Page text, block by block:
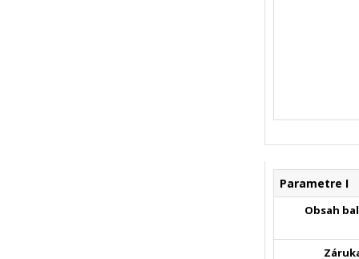
Parametre I
Obsah